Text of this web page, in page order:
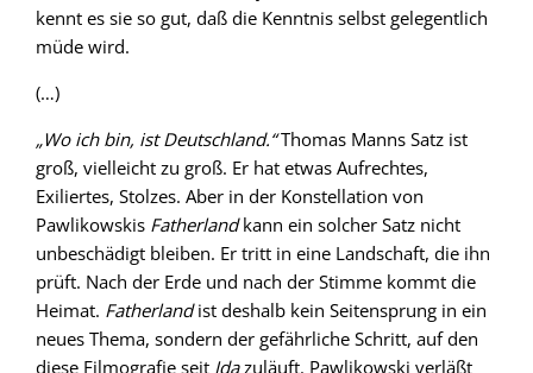
kennt es sie so gut, daß die Kenntnis selbst gelegentlich
müde wird.
(…)
„Wo ich bin, ist Deutschland.“Thomas Manns Satz ist
groß, vielleicht zu groß. Er hat etwas Aufrechtes,
Exiliertes, Stolzes. Aber in der Konstellation von
Pawlikowskis Fatherlandkann ein solcher Satz nicht
unbeschädigt bleiben. Er tritt in eine Landschaft, die ihn
prüft. Nach der Erde und nach der Stimme kommt die
Heimat. Fatherlandist deshalb kein Seitensprung in ein
neues Thema, sondern der gefährliche Schritt, auf den
diese Filmografie seit Idazuläuft. Pawlikowski verläßt